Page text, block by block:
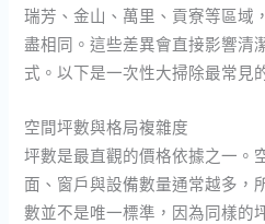
瑞芳、金山、萬里、貢寮等區域
盡相同。這些差異會直接影響清
式。以下是一次性大掃除最常見
空間坪數與格局複雜度
坪數是最直觀的價格依據之一。
面、窗戶與設備數量通常越多，
數並不是唯一標準，因為同樣的